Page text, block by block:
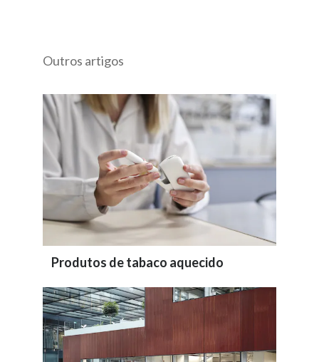
Outros artigos
Produtos de tabaco aquecido